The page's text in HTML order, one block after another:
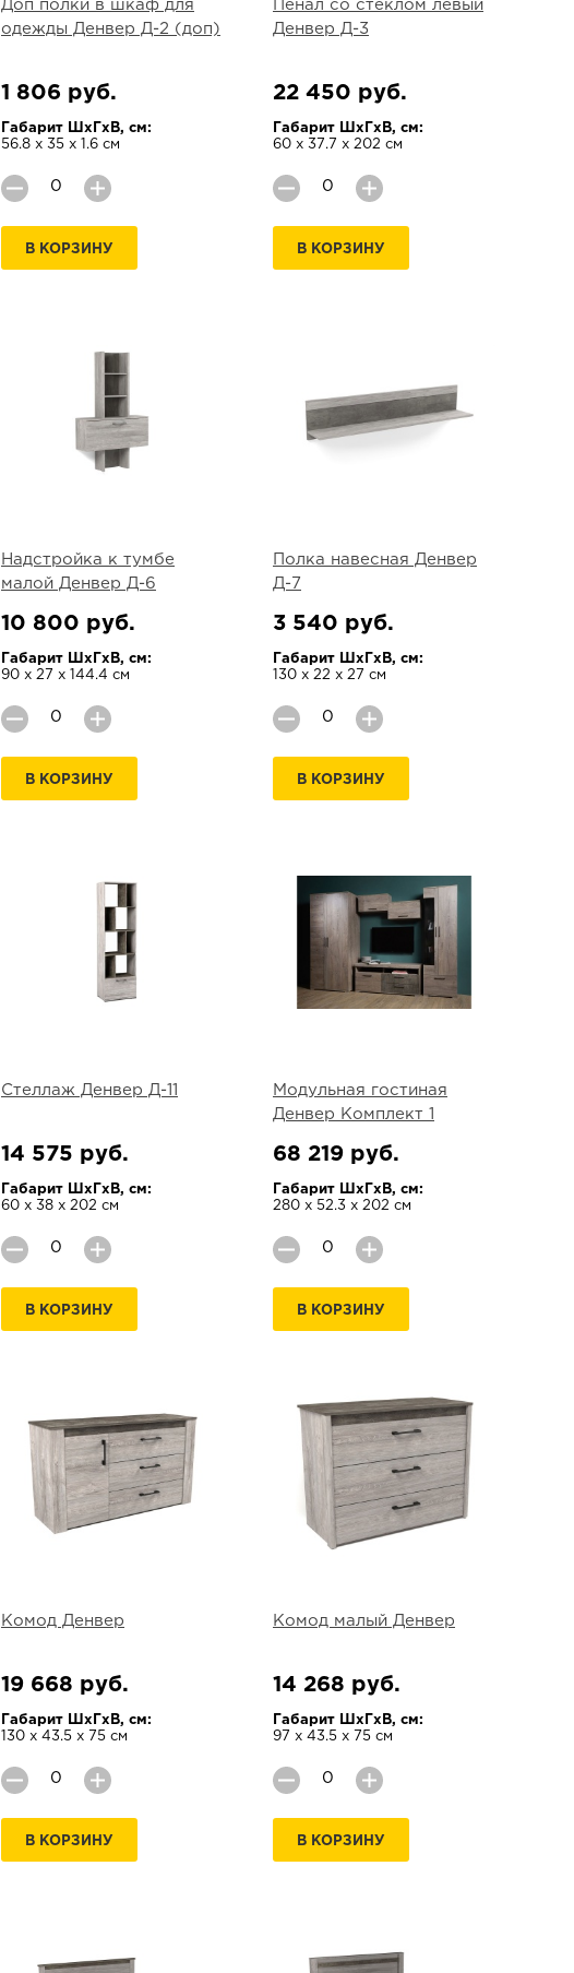
Доп полки в шкаф для
одежды Денвер Д-2 (доп)
1 806 руб.
Габарит ШхГхВ, см:
56.8 х 35 х 1.6 см
В КОРЗИНУ
Пенал со стеклом левый
Денвер Д-3
22 450 руб.
Габарит ШхГхВ, см:
60 х 37.7 х 202 см
В КОРЗИНУ
Надстройка к тумбе
малой Денвер Д-6
10 800 руб.
Габарит ШхГхВ, см:
90 х 27 х 144.4 см
В КОРЗИНУ
Полка навесная Денвер
Д-7
3 540 руб.
Габарит ШхГхВ, см:
130 х 22 х 27 см
В КОРЗИНУ
Стеллаж Денвер Д-11
14 575 руб.
Габарит ШхГхВ, см:
60 х 38 х 202 см
В КОРЗИНУ
Модульная гостиная
Денвер Комплект 1
68 219 руб.
Габарит ШхГхВ, см:
280 х 52.3 х 202 см
В КОРЗИНУ
Комод Денвер
19 668 руб.
Габарит ШхГхВ, см:
130 х 43.5 х 75 см
В КОРЗИНУ
Комод малый Денвер
14 268 руб.
Габарит ШхГхВ, см:
97 х 43.5 х 75 см
В КОРЗИНУ